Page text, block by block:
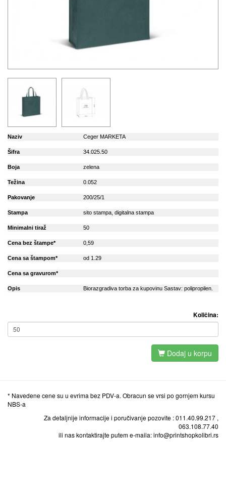
Naziv Ceger MARKETA
Šifra 34.025.50
Boja zelena
Težina 0.052
Pakovanje 200/25/1
Stampa sito stampa, digitalna stampa
Minimalni tiraž 50
Cena bez štampe* 0,59
Cena sa štampom* od 1.29
Cena sa gravurom*
Opis Biorazgradiva torba za kupovinu Sastav: polipropilen.
Količina:
Dodaj u korpu
* Navedene cene su u evrima bez PDV-a. Obracun se vrsi po gornjem kursu
NBS-a
Za detaljnije informacije i poručivanje pozovite : 011.40.99.217 ,
063.108.77.40
ili nas kontaktirajte putem e-maila: info@printshopkolibri.rs